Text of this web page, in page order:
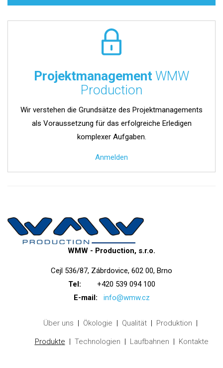
Projektmanagement WMW
Production
Wir verstehen die Grundsätze des Projektmanagements
als Voraussetzung für das erfolgreiche Erledigen
komplexer Aufgaben.
Anmelden
WMW - Production, s.r.o.
Cejl 536/87, Zábrdovice, 602 00, Brno
Tel: +420 539 094 100
E-mail:
info@wmw.cz
Über uns Ökologie Qualität Produktion
Produkte Technologien Laufbahnen Kontakte